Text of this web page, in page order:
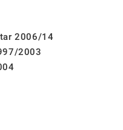
2006/14
2003